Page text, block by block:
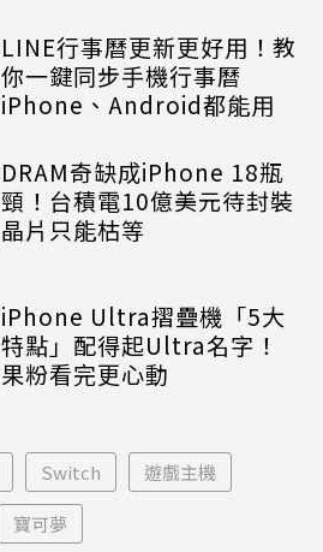
LINE行事曆更新更好用！教
你一鍵同步手機行事曆
iPhone、Android都能用
DRAM奇缺成iPhone 18瓶
頸！台積電10億美元待封裝
晶片只能枯等
iPhone Ultra摺疊機「5大
特點」配得起Ultra名字！
果粉看完更心動
Switch 遊戲主機
寶可夢